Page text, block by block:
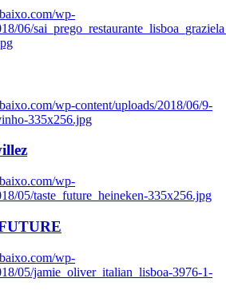
wp-
06/
wp-content/uploads/2018/06/9-
335x256.jpg
wp-
05/taste_future_heineken-335x256.jpg
wp-
05/jamie_oliver_italian_lisboa-3976-1-